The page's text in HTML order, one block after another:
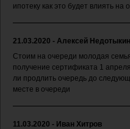
ипотеку как это будет влиять на
21.03.2020 - Алексей Недотыкин
Стоим на очереди молодая
получение сертификата 1
ли продлить очередь до
месте в очереди
11.03.2020 - Иван Хитров